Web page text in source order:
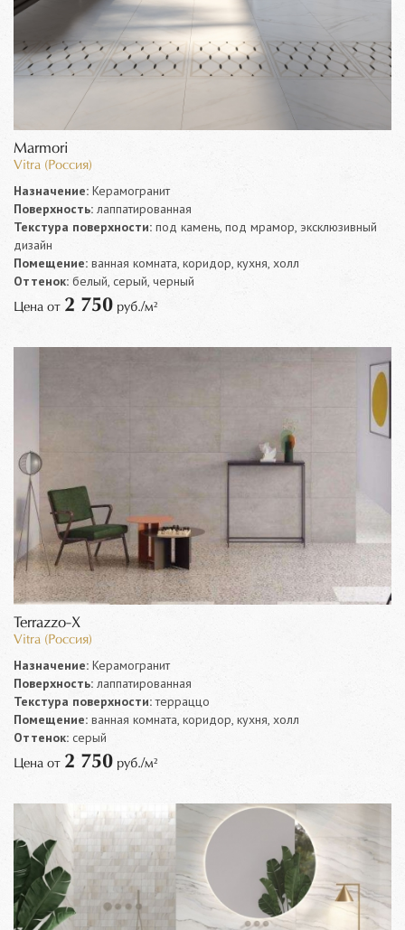
Marmori
Vitra (Россия)
Назначение: Керамогранит
Поверхность: лаппатированная
Текстура поверхности: под камень, под мрамор, эксклюзивный
дизайн
Помещение: ванная комната, коридор, кухня, холл
Оттенок: белый, серый, черный
Цена от 2 750 руб./м²
Terrazzo-X
Vitra (Россия)
Назначение: Керамогранит
Поверхность: лаппатированная
Текстура поверхности:терраццо
Помещение: ванная комната, коридор, кухня, холл
Оттенок: серый
Цена от 2 750 руб./м²